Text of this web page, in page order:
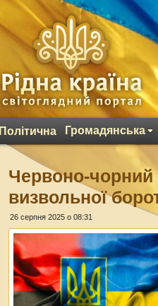
Політична Громадянська
Червоно-чорний
визвольної
26 серпня 2025 о 08:31